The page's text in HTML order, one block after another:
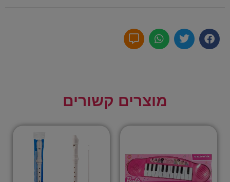
מוצרים קשורים